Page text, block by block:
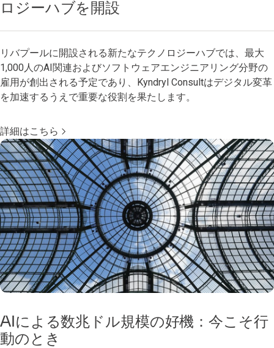
ロジーハブを開設
リバプールに開設される新たなテクノロジーハブでは、最大
1,000人のAI関連およびソフトウェアエンジニアリング分野の
雇用が創出される予定であり、Kyndryl Consultはデジタル変革
を加速するうえで重要な役割を果たします。
詳細はこちら
AIによる数兆ドル規模の好機：今こそ行
動のとき